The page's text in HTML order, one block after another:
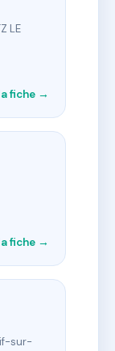
LE
fiche →
fiche →
sur-